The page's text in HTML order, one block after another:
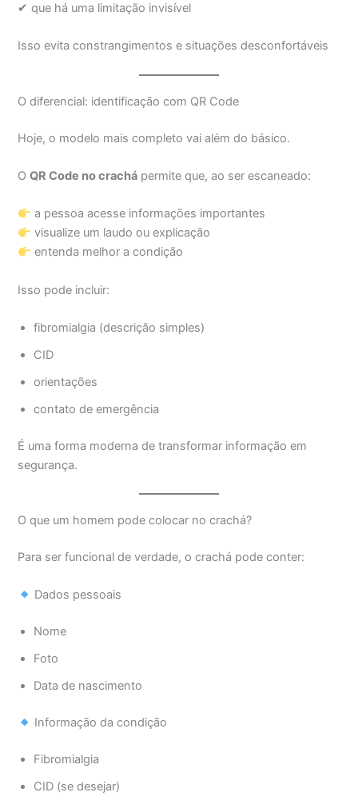
✔ que há uma limitação invisível
Isso evita constrangimentos e situações desconfortáveis
O diferencial: identificação com QR Code
Hoje, o modelo mais completo vai além do básico.
OQR Code no crachá permite que, ao ser escaneado:
a pessoa acesse informações importantes
visualize um laudo ou explicação
entenda melhor a condição
Isso pode incluir:
fibromialgia (descrição simples)
CID
orientações
contato de emergência
É uma forma moderna de transformar informação em
segurança.
O que um homem pode colocar no crachá?
Para ser funcional de verdade, o crachá pode conter:
Dados pessoais
Nome
Foto
Data de nascimento
Informação da condição
Fibromialgia
CID (se desejar)